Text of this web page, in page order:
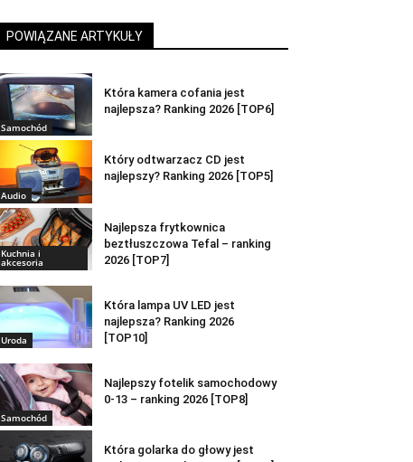
POWIĄZANE ARTYKUŁY
Samochód
Która kamera cofania jest
najlepsza? Ranking 2026 [TOP6]
Audio
Który odtwarzacz CD jest
najlepszy? Ranking 2026 [TOP5]
Kuchnia i
akcesoria
Najlepsza frytkownica
beztłuszczowa Tefal – ranking
2026 [TOP7]
Uroda
Która lampa UV LED jest
najlepsza? Ranking 2026
[TOP10]
Samochód
Najlepszy fotelik samochodowy
0-13 – ranking 2026 [TOP8]
Która golarka do głowy jest